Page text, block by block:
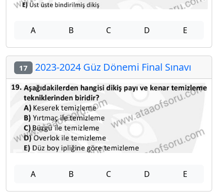
A B C D E
17 2023-2024 Güz Dönemi Final Sınavı
A B C D E